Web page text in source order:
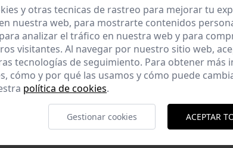
y otras tecnicas de rastreo para mejorar tu
nuestra web, para mostrarte contenidos
analizar el tráfico en nuestra web y para
visitantes. Al navegar por nuestro sitio web,
tecnologías de seguimiento. Para obtener más
cómo y por qué las usamos y cómo puede
política de cookies.
Gestionar cookies ACEPTAR